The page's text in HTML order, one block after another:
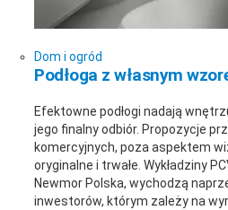
Dom i ogród
Podłoga z własnym
Efektowne podłogi nadają
jego finalny odbiór. Propozycje
komercyjnych, poza aspektem
oryginalne i trwałe. Wykładziny
Newmor Polska, wychodzą
inwestorów, którym zależy na